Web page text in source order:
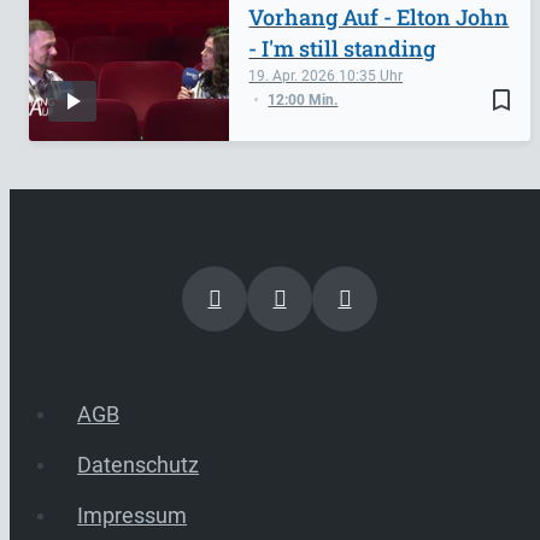
bookmark_border
19. Apr. 2026 10:35
12:00 Min.
Vorhang Auf - Elton John
- I'm still standing
AGB
Datenschutz
Impressum